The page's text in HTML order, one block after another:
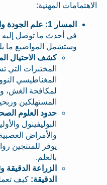
الاهتمامات المهنية:
المسار 1: علم الجودة والتوثيق.
في أحدث ما توصل إليه
وستشمل المواضيع ما
كشف الاحتيال
المختبرات التي
المغناطيسي
لمكافحة الغش،
المستهلكين
حدود العلوم
البوليفينول
والأمراض
يوفر للمنتجين
بالعلم.
الزراعة الدقيقة
الدقيقة: كيف